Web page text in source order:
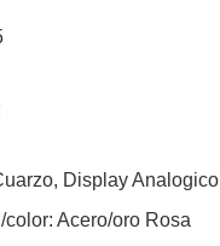
Display Analogico
Acero/oro Rosa